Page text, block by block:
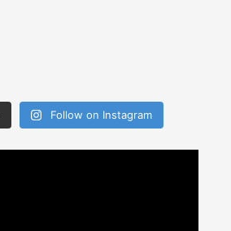
Follow on Instagram